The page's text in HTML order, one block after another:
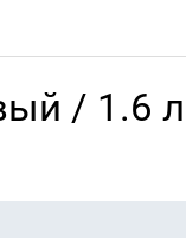
/ 1.6